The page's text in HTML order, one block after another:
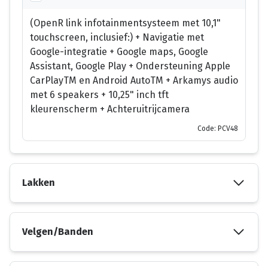
(OpenR link infotainmentsysteem met 10,1"
touchscreen, inclusief:) + Navigatie met
Google-integratie + Google maps, Google
Assistant, Google Play + Ondersteuning Apple
CarPlayTM en Android AutoTM + Arkamys audio
met 6 speakers + 10,25" inch tft
kleurenscherm + Achteruitrijcamera
Code: PCV48
Lakken
Velgen/Banden